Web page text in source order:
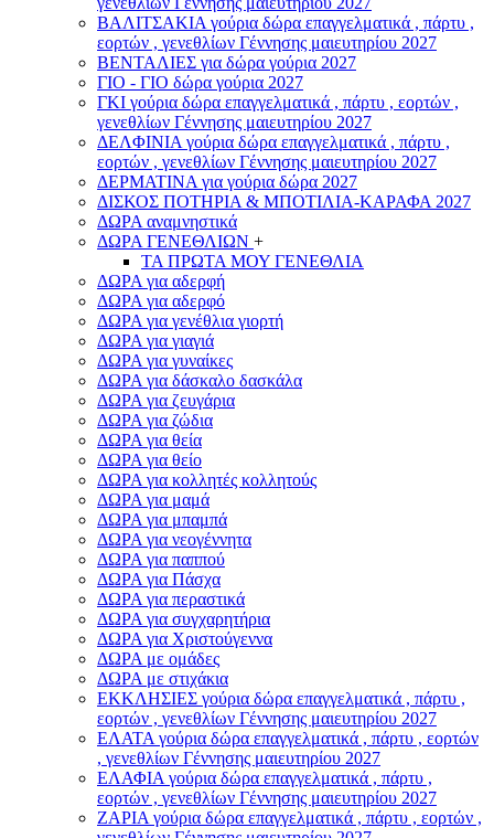
ΒΑΛΙΤΣΑΚΙΑ γούρια δώρα επαγγελματικά , πάρτυ ,
εορτών , γενεθλίων Γέννησης μαιευτηρίου 2027
ΒΕΝΤΑΛΙΕΣ για δώρα γούρια 2027
ΓΙΟ - ΓΙΟ δώρα γούρια 2027
ΓΚΙ γούρια δώρα επαγγελματικά , πάρτυ , εορτών ,
γενεθλίων Γέννησης μαιευτηρίου 2027
ΔΕΛΦΙΝΙΑ γούρια δώρα επαγγελματικά , πάρτυ ,
εορτών , γενεθλίων Γέννησης μαιευτηρίου 2027
ΔΕΡΜΑΤΙΝΑ για γούρια δώρα 2027
ΔΙΣΚΟΣ ΠΟΤΗΡΙΑ & ΜΠΟΤΙΛΙΑ-ΚΑΡΑΦΑ 2027
ΔΩΡΑ αναμνηστικά
ΔΩΡΑ ΓΕΝΕΘΛΙΩΝ +
ΤΑ ΠΡΩΤΑ ΜΟΥ ΓΕΝΕΘΛΙΑ
ΔΩΡΑ για αδερφή
ΔΩΡΑ για αδερφό
ΔΩΡΑ για γενέθλια γιορτή
ΔΩΡΑ για γιαγιά
ΔΩΡΑ για γυναίκες
ΔΩΡΑ για δάσκαλο δασκάλα
ΔΩΡΑ για ζευγάρια
ΔΩΡΑ για ζώδια
ΔΩΡΑ για θεία
ΔΩΡΑ για θείο
ΔΩΡΑ για κολλητές κολλητούς
ΔΩΡΑ για μαμά
ΔΩΡΑ για μπαμπά
ΔΩΡΑ για νεογέννητα
ΔΩΡΑ για παππού
ΔΩΡΑ για Πάσχα
ΔΩΡΑ για περαστικά
ΔΩΡΑ για συγχαρητήρια
ΔΩΡΑ για Χριστούγεννα
ΔΩΡΑ με ομάδες
ΔΩΡΑ με στιχάκια
ΕΚΚΛΗΣΙΕΣ γούρια δώρα επαγγελματικά , πάρτυ ,
εορτών , γενεθλίων Γέννησης μαιευτηρίου 2027
ΕΛΑΤΑ γούρια δώρα επαγγελματικά , πάρτυ , εορτών
, γενεθλίων Γέννησης μαιευτηρίου 2027
ΕΛΑΦΙΑ γούρια δώρα επαγγελματικά , πάρτυ ,
εορτών , γενεθλίων Γέννησης μαιευτηρίου 2027
ΖΑΡΙΑ γούρια δώρα επαγγελματικά , πάρτυ , εορτών ,